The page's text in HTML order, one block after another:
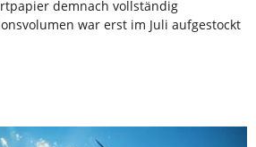
demnach vollständig
war erst im Juli aufgestockt